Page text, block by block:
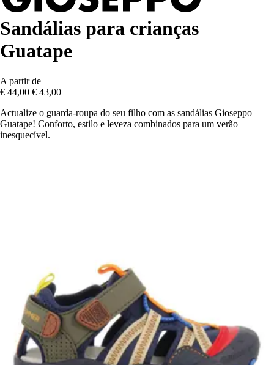
Sandálias para crianças
Guatape
A partir de
€ 44,00 € 43,00
Actualize o guarda-roupa do seu filho com as sandálias Gioseppo
Guatape! Conforto, estilo e leveza combinados para um verão
inesquecível.